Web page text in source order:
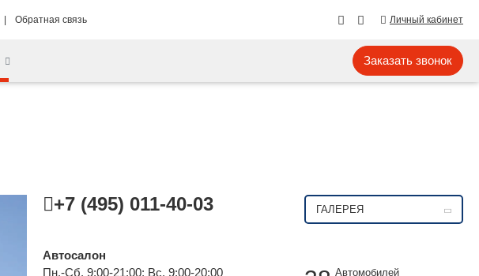
Обратная связь Личный кабинет
Заказать звонок
+7 (495) 011-40-03
Автосалон
Пн.-Сб. 9:00-21:00; Вс. 9:00-20:00
ГАЛЕРЕЯ
Автомобилей